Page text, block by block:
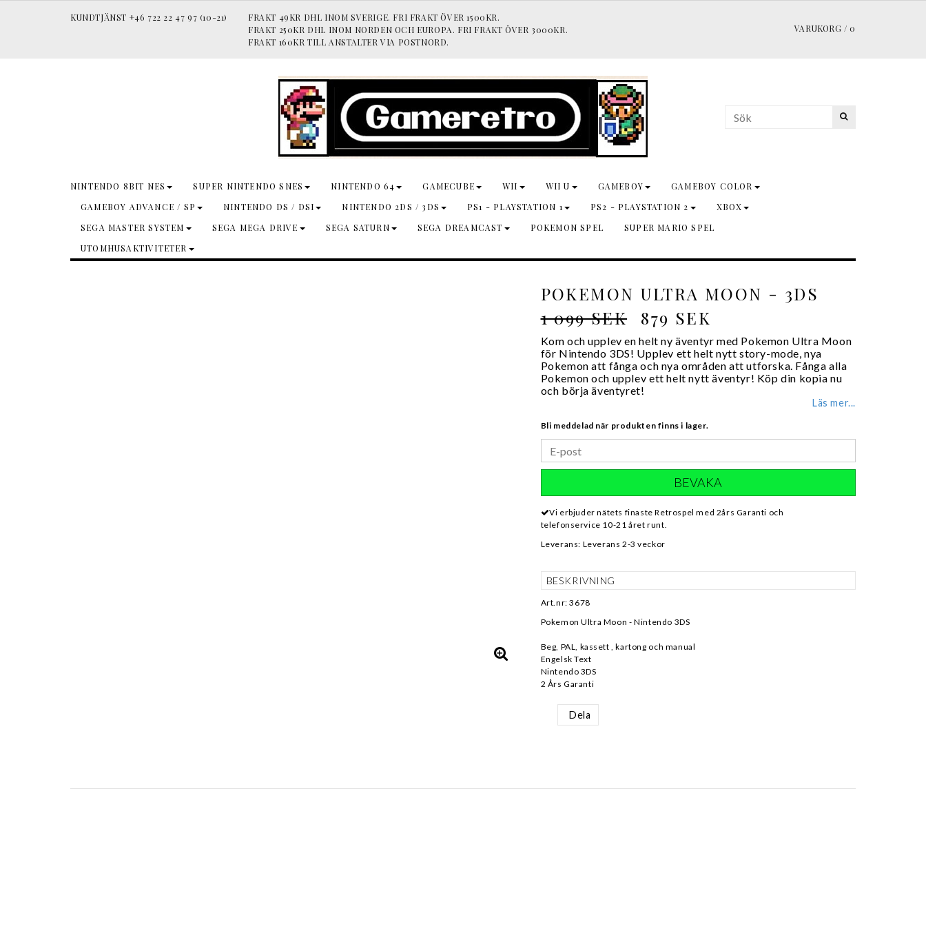
KUNDTJÄNST +46 722 22 47 97 (10-21)
FRAKT 49KR DHL INOM SVERIGE. FRI FRAKT ÖVER 1500KR.
FRAKT 250KR DHL INOM NORDEN OCH EUROPA. FRI FRAKT ÖVER 3000KR.
FRAKT 160KR TILL ANSTALTER VIA POSTNORD.
VARUKORG / 0
NINTENDO 8BIT NES SUPER NINTENDO SNES NINTENDO 64 GAMECUBE WII WII U GAMEBOY
GAMEBOY COLOR
GAMEBOY ADVANCE / SP
NINTENDO DS / DSI NINTENDO 2DS / 3DS PS1 - PLAYSTATION 1 PS2 - PLAYSTATION 2
XBOX
SEGA MASTER SYSTEM
SEGA MEGA DRIVE SEGA SATURN SEGA DREAMCAST POKEMON SPEL
SUPER MARIO SPEL
UTOMHUSAKTIVITETER
POKEMON ULTRA MOON - 3DS
1 099 SEK
879 SEK
Kom och upplev en helt ny äventyr med Pokemon Ultra Moon
för Nintendo 3DS! Upplev ett helt nytt story-mode, nya
Pokemon att fånga och nya områden att utforska. Fånga alla
Pokemon och upplev ett helt nytt äventyr! Köp din kopia nu
och börja äventyret!
Läs mer...
Bli meddelad när produkten finns i lager.
BEVAKA
Vi erbjuder nätets finaste Retrospel med 2års Garanti och
telefonservice 10-21 året runt.
Leverans: Leverans 2-3 veckor
BESKRIVNING
Art.nr: 3678
Pokemon Ultra Moon - Nintendo 3DS
Beg, PAL, kassett , kartong och manual
Engelsk Text
Nintendo 3DS
2 Års Garanti
Dela